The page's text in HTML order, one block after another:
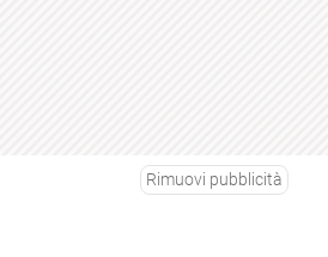
Rimuovi pubblicità